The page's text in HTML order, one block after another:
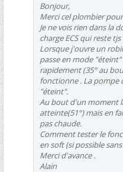
Bonjour,
Merci cel plombier
Je ne vois rien dans la
charge ECS qui reste
Lorsque j'ouvre un
passe en mode
rapidement (35° au
fonctionne . La pompe
"éteint".
Au bout d'un moment
atteinte(51°) mais en
pas chaude.
Comment tester le
en soft (si possible
Merci d'avance .
Alain